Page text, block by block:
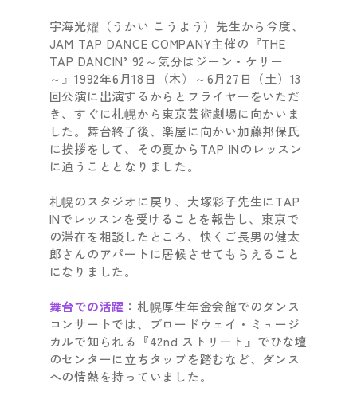
宇海光燿（うかい こうよう）先生から今度、
JAM TAP DANCE COMPANY主催の『THE
TAP DANCIN’ 92～気分はジーン・ケリー
～』1992年6月18日（木）～6月27日（土）13
回公演に出演するからとフライヤーをいただ
き、すぐに札幌から東京芸術劇場に向かいま
した。舞台終了後、楽屋に向かい加藤邦保氏
に挨拶をして、その夏からTAP INのレッスン
に通うこととなりました。
札幌のスタジオに戻り、大塚彩子先生にTAP
INでレッスンを受けることを報告し、東京で
の滞在を相談したところ、快くご長男の健太
郎さんのアパートに居候させてもらえること
になりました。
舞台での活躍 ：札幌厚生年金会館でのダンス
コンサートでは、ブロードウェイ・ミュージ
カルで知られる『42nd ストリート』でひな壇
のセンターに立ちタップを踏むなど、ダンス
への情熱を持っていました。